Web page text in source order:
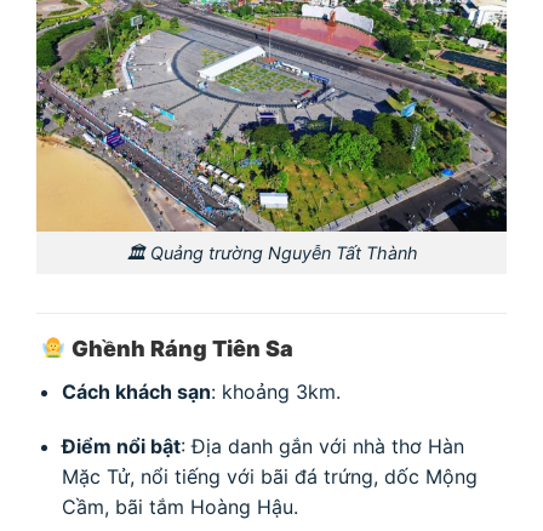
🏛 Quảng trường Nguyễn Tất Thành
Ghềnh Ráng Tiên Sa
Cách khách sạn: khoảng 3km.
Điểm nổi bật: Địa danh gắn với nhà thơ Hàn
Mặc Tử, nổi tiếng với bãi đá trứng, dốc Mộng
Cầm, bãi tắm Hoàng Hậu.